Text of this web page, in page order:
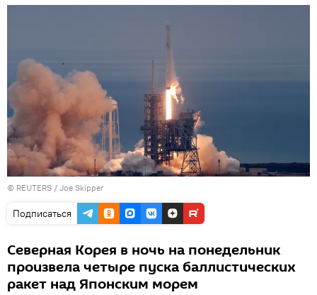
© REUTERS / Joe Skipper
Подписаться
Северная Корея в ночь на понедельник
произвела четыре пуска баллистических
ракет над Японским морем